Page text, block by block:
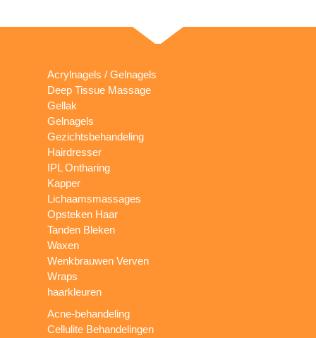
Acrylnagels / Gelnagels
Deep Tissue Massage
Gellak
Gelnagels
Gezichtsbehandeling
Hairdresser
IPL Ontharing
Kapper
Lichaamsmassages
Opsteken Haar
Tanden Bleken
Waxen
Wenkbrauwen Verven
Wraps
haarkleuren
Acne-behandeling
Cellulite Behandelingen